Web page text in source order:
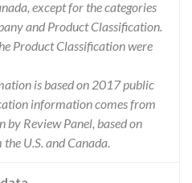
except for the categories
and Product Classification.
Product Classification were
is based on 2017 public
information comes from
by Review Panel, based on
U.S. and Canada.